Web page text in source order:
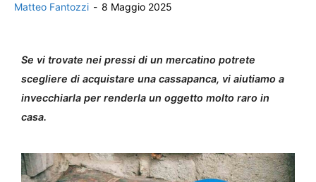
Matteo Fantozzi - 8 Maggio 2025
Se vi trovate nei pressi di un mercatino potrete
scegliere di acquistare una cassapanca, vi aiutiamo a
invecchiarla per renderla un oggetto molto raro in
casa.